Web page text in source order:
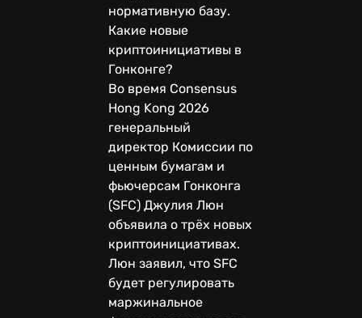
нормативную базу.
Какие новые
криптоинициативы в
Гонконге?
Во время Consensus
Hong Kong 2026
генеральный
директор Комиссии по
ценным бумагам и
фьючерсам Гонконга
(SFC) Джулия Люн
объявила о трёх новых
криптоинициативах.
Люн заявил, что SFC
будет регулировать
маржинальное